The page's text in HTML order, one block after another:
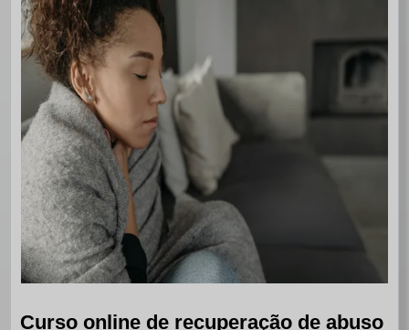
Curso online de recuperação de abuso